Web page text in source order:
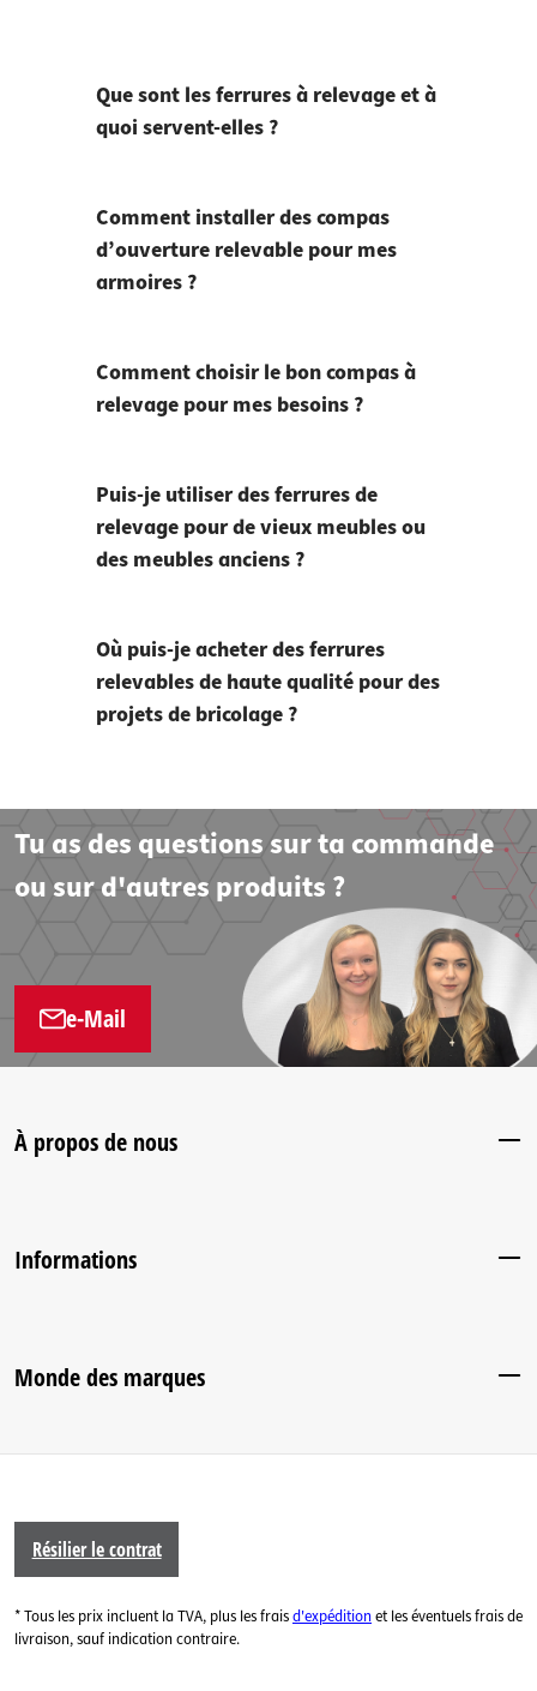
Que sont les ferrures à relevage et à
quoi servent-elles ?
Comment installer des compas
d’ouverture relevable pour mes
armoires ?
Comment choisir le bon compas à
relevage pour mes besoins ?
Puis-je utiliser des ferrures de
relevage pour de vieux meubles ou
des meubles anciens ?
Où puis-je acheter des ferrures
relevables de haute qualité pour des
projets de bricolage ?
Tu as des questions sur ta commande
ou sur d'autres produits ?
e-Mail
À propos de nous
Informations
Monde des marques
Résilier le contrat
* Tous les prix incluent la TVA, plus les fraisd'expéditionet les éventuels frais de
livraison, sauf indication contraire.